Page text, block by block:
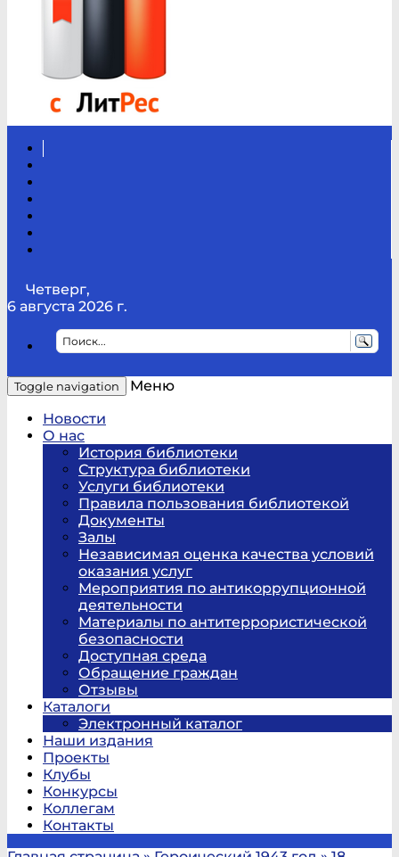
Четверг,
6 августа 2026 г.
Toggle navigation
Меню
Новости
О нас
История библиотеки
Структура библиотеки
Услуги библиотеки
Правила пользования библиотекой
Документы
Залы
Независимая оценка качества условий
оказания услуг
Мероприятия по антикоррупционной
деятельности
Материалы по антитеррористической
безопасности
Доступная среда
Обращение граждан
Отзывы
Каталоги
Электронный каталог
Наши издания
Проекты
Клубы
Конкурсы
Коллегам
Контакты